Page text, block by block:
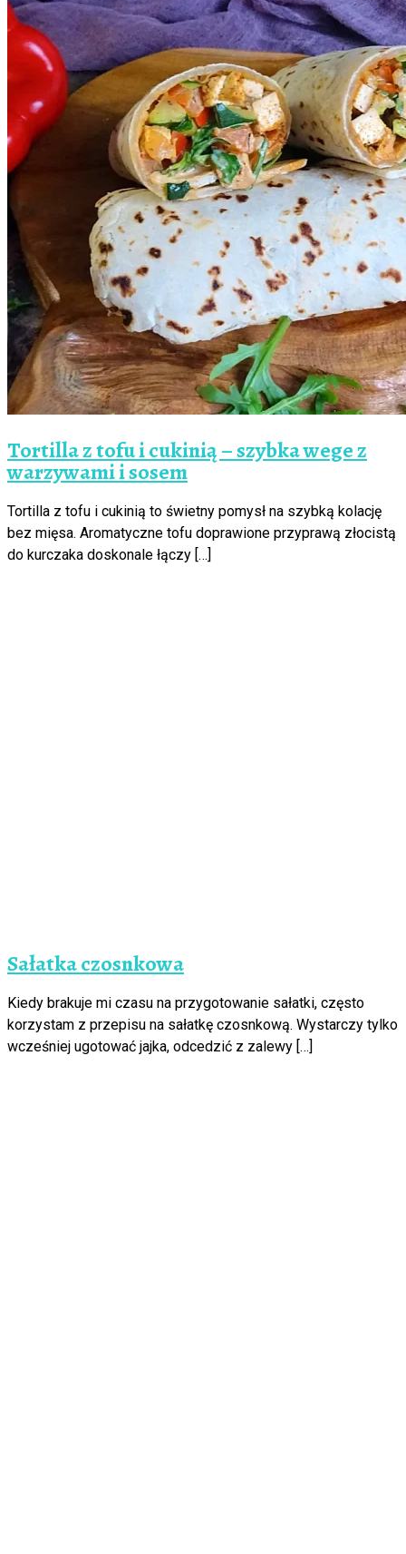
Tortilla z tofu i cukinią – szybka wege z
warzywami i sosem
Tortilla z tofu i cukinią to świetny pomysł na szybką kolację
bez mięsa. Aromatyczne tofu doprawione przyprawą złocistą
do kurczaka doskonale łączy […]
Sałatka czosnkowa
Kiedy brakuje mi czasu na przygotowanie sałatki, często
korzystam z przepisu na sałatkę czosnkową. Wystarczy tylko
wcześniej ugotować jajka, odcedzić z zalewy […]